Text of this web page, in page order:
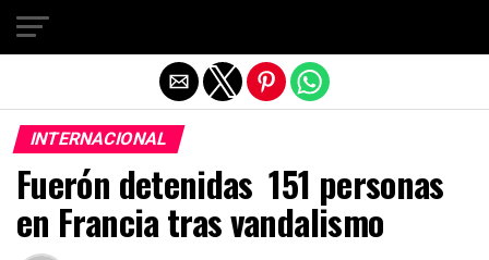
INTERNACIONAL
Fuerón detenidas 151 personas
en Francia tras vandalismo